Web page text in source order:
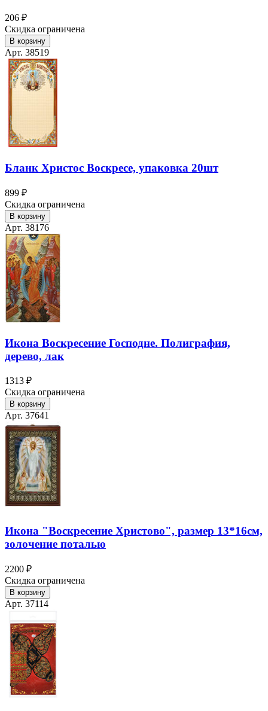
206 ₽
Скидка ограничена
В корзину
Арт. 38519
Бланк Христос Воскресе, упаковка 20шт
899 ₽
Скидка ограничена
В корзину
Арт. 38176
Икона Воскресение Господне. Полиграфия,
дерево, лак
1313 ₽
Скидка ограничена
В корзину
Арт. 37641
Икона "Воскресение Христово", размер 13*16см,
золочение поталью
2200 ₽
Скидка ограничена
В корзину
Арт. 37114